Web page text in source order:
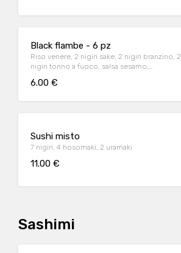
Black flambe - 6 pz
Riso venere, 2 nigiri sake, 2 nigiri branzino, 2
nigiri tonno a fuoco, salsa sesamo,
6.00 €
Sushi misto
7 nigiri, 4 hosomaki, 2 uramaki
11.00 €
Sashimi